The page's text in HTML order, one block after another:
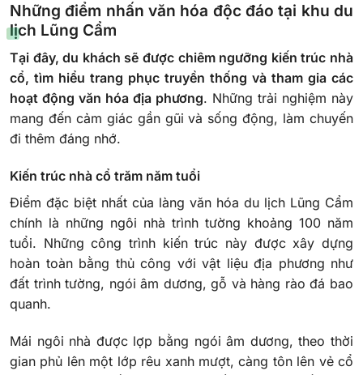
Những điểm nhấn văn hóa độc đáo tại khu du
lịch Lũng Cẩm
Tại đây, du khách sẽ được chiêm ngưỡng kiến trúc nhà
cổ, tìm hiểu trang phục truyền thống và tham gia các
hoạt động văn hóa địa phương. Những trải nghiệm này
mang đến cảm giác gần gũi và sống động, làm chuyến
đi thêm đáng nhớ.
Kiến trúc nhà cổ trăm năm tuổi
Điểm đặc biệt nhất của làng văn hóa du lịch Lũng Cẩm
chính là những ngôi nhà trình tường khoảng 100 năm
tuổi. Những công trình kiến trúc này được xây dựng
hoàn toàn bằng thủ công với vật liệu địa phương như
đất trình tường, ngói âm dương, gỗ và hàng rào đá bao
quanh.
Mái ngôi nhà được lợp bằng ngói âm dương, theo thời
gian phủ lên một lớp rêu xanh mượt, càng tôn lên vẻ cổ